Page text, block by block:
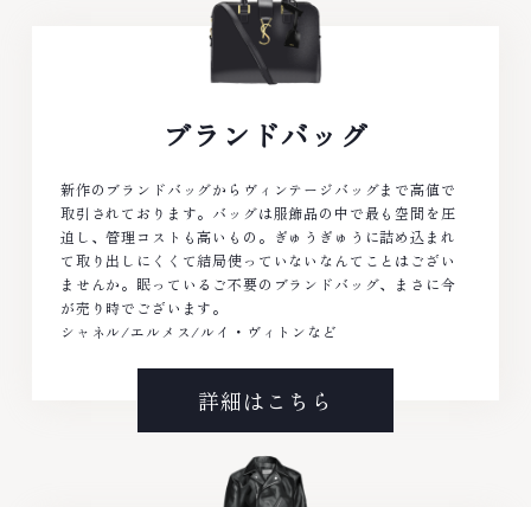
ブランドバッグ
新作のブランドバッグからヴィンテージバッグまで高値で
取引されております。バッグは服飾品の中で最も空間を圧
迫し、管理コストも高いもの。ぎゅうぎゅうに詰め込まれ
て取り出しにくくて結局使っていないなんてことはござい
ませんか。眠っているご不要のブランドバッグ、まさに今
が売り時でございます。
シャネル/エルメス/ルイ・ヴィトンなど
詳細はこちら